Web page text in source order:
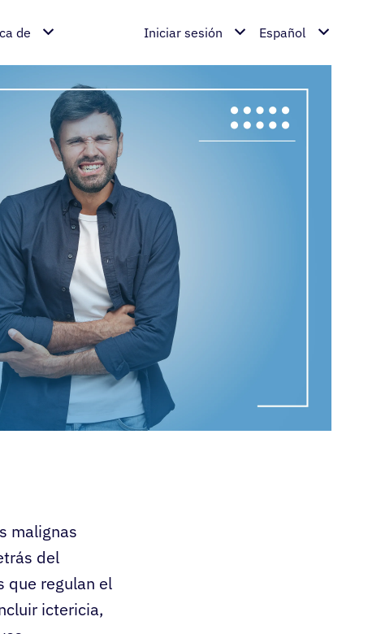
de Iniciar sesión Español
malignas
del
que regulan el
ictericia,